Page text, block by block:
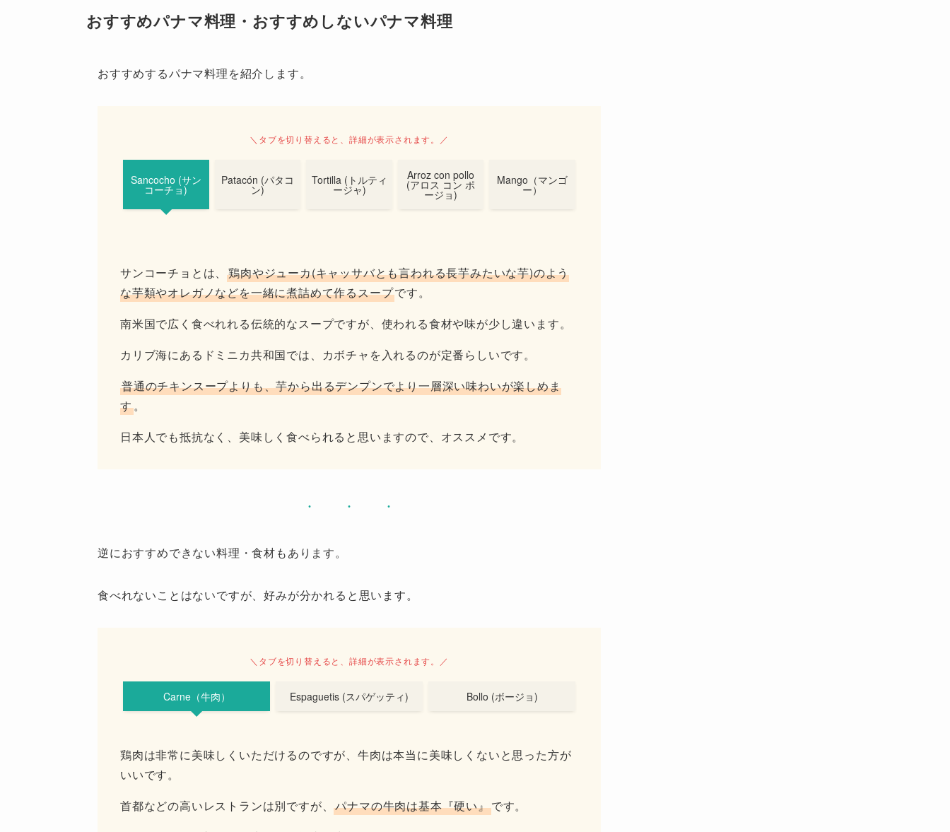
おすすめパナマ料理・おすすめしないパナマ料理
おすすめするパナマ料理を紹介します。
＼タブを切り替えると、詳細が表示されます。／
Sancocho (サン
コーチョ)
Patacón (パタコ
ン)
Tortilla (トルティ
ージャ)
Arroz con pollo
(アロス コン ポ
ージョ)
Mango（マンゴ
ー）
サンコーチョとは、鶏肉やジューカ(キャッサバとも言われる長芋みたいな芋)のよう
な芋類やオレガノなどを一緒に煮詰めて作るスープです。
南米国で広く食べれれる伝統的なスープですが、使われる食材や味が少し違います。
カリブ海にあるドミニカ共和国では、カボチャを入れるのが定番らしいです。
普通のチキンスープよりも、芋から出るデンプンでより一層深い味わいが楽しめま
す。
日本人でも抵抗なく、美味しく食べられると思いますので、オススメです。
逆におすすめできない料理・食材もあります。
食べれないことはないですが、好みが分かれると思います。
＼タブを切り替えると、詳細が表示されます。／
Carne（牛肉） Espaguetis (スパゲッティ) Bollo (ボージョ)
鶏肉は非常に美味しくいただけるのですが、牛肉は本当に美味しくないと思った方が
いいです。
首都などの高いレストランは別ですが、パナマの牛肉は基本『硬い』です。